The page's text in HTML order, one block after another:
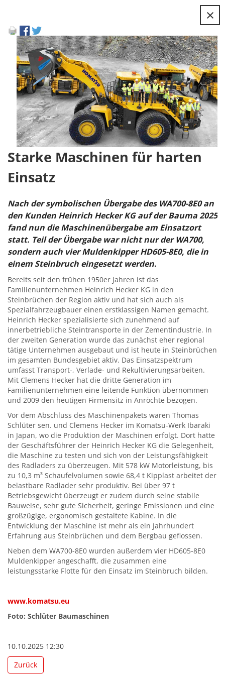
×
Starke Maschinen für harten
Einsatz
Nach der symbolischen Übergabe des WA700-8E0 an
den Kunden Heinrich Hecker KG auf der Bauma 2025
fand nun die Maschinenübergabe am Einsatzort
statt. Teil der Übergabe war nicht nur der WA700,
sondern auch vier Muldenkipper HD605-8E0, die in
einem Steinbruch eingesetzt werden.
Bereits seit den frühen 1950er Jahren ist das
Familienunternehmen Heinrich Hecker KG in den
Steinbrüchen der Region aktiv und hat sich auch als
Spezialfahrzeugbauer einen erstklassigen Namen gemacht.
Heinrich Hecker spezialisierte sich zunehmend auf
innerbetriebliche Steintransporte in der Zementindustrie. In
der zweiten Generation wurde das zunächst eher regional
tätige Unternehmen ausgebaut und ist heute in Steinbrüchen
im gesamten Bundesgebiet aktiv. Das Einsatzspektrum
umfasst Transport-, Verlade- und Rekultivierungsarbeiten.
Mit Clemens Hecker hat die dritte Generation im
Familienunternehmen eine leitende Funktion übernommen
und 2009 den heutigen Firmensitz in Anröchte bezogen.
Vor dem Abschluss des Maschinenpakets waren Thomas
Schlüter sen. und Clemens Hecker im Komatsu-Werk Ibaraki
in Japan, wo die Produktion der Maschinen erfolgt. Dort hatte
der Geschäftsführer der Heinrich Hecker KG die Gelegenheit,
die Maschine zu testen und sich von der Leistungsfähigkeit
des Radladers zu überzeugen. Mit 578 kW Motorleistung, bis
zu 10,3 m³ Schaufelvolumen sowie 68,4 t Kipplast arbeitet der
belastbare Radlader sehr produktiv. Bei über 97 t
Betriebsgewicht überzeugt er zudem durch seine stabile
Bauweise, sehr gute Sicherheit, geringe Emissionen und eine
großzügige, ergonomisch gestaltete Kabine. In die
Entwicklung der Maschine ist mehr als ein Jahrhundert
Erfahrung aus Steinbrüchen und dem Bergbau geflossen.
Neben dem WA700-8E0 wurden außerdem vier HD605-8E0
Muldenkipper angeschafft, die zusammen eine
leistungsstarke Flotte für den Einsatz im Steinbruch bilden.
www.komatsu.eu
Foto: Schlüter Baumaschinen
10.10.2025 12:30
Zurück